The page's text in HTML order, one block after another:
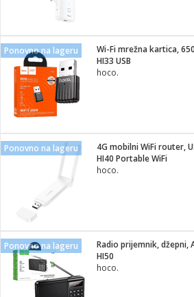
aparati
kafu
program
materijal
i oprema
zraka
100
brave
Ponovno na lageru
Wi-Fi mrežna kartica,
HI33 USB
hoco.
Ponovno na lageru
4G mobilni WiFi router,
HI40 Portable WiFi
hoco.
Ponovno na lageru
Radio prijemnik, džepni,
HI50
hoco.